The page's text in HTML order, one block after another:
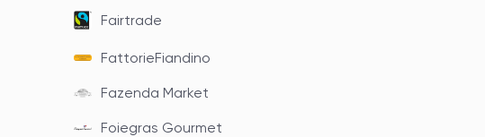
Fairtrade
FattorieFiandino
Fazenda Market
Foiegras Gourmet